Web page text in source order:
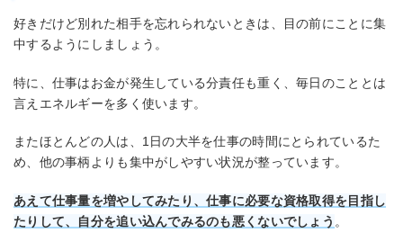
好きだけど別れた相手を忘れられないときは、目の前にことに集
中するようにしましょう。
特に、仕事はお金が発生している分責任も重く、毎日のこととは
言えエネルギーを多く使います。
またほとんどの人は、1日の大半を仕事の時間にとられているた
め、他の事柄よりも集中がしやすい状況が整っています。
あえて仕事量を増やしてみたり、仕事に必要な資格取得を目指し
たりして、自分を追い込んでみるのも悪くないでしょう 。